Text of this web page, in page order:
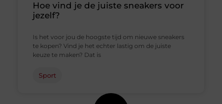
Hoe vind je de juiste sneakers voor
jezelf?
Is het voor jou de hoogste tijd om nieuwe sneakers
te kopen? Vind je het echter lastig om de juiste
keuze te maken? Dat is
Sport